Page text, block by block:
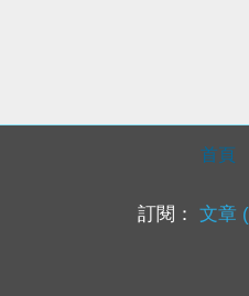
首頁
訂閱： 文章